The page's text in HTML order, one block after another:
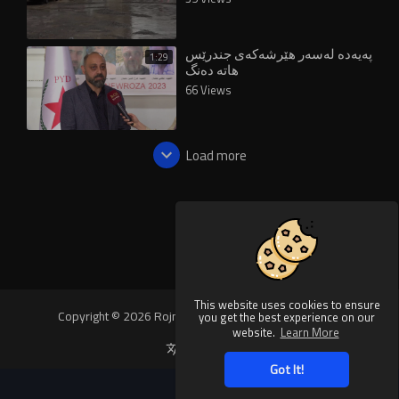
This website uses cookies to ensure
you get the best experience on our
website. Learn More
Got It!
1:29 پەیەدە لەسەر هێرشەکەی جندرێس
هاتە دەنگ
66 Views
Load more
Copyright © 2026 Rojnews Video. All rights reserved.
Language